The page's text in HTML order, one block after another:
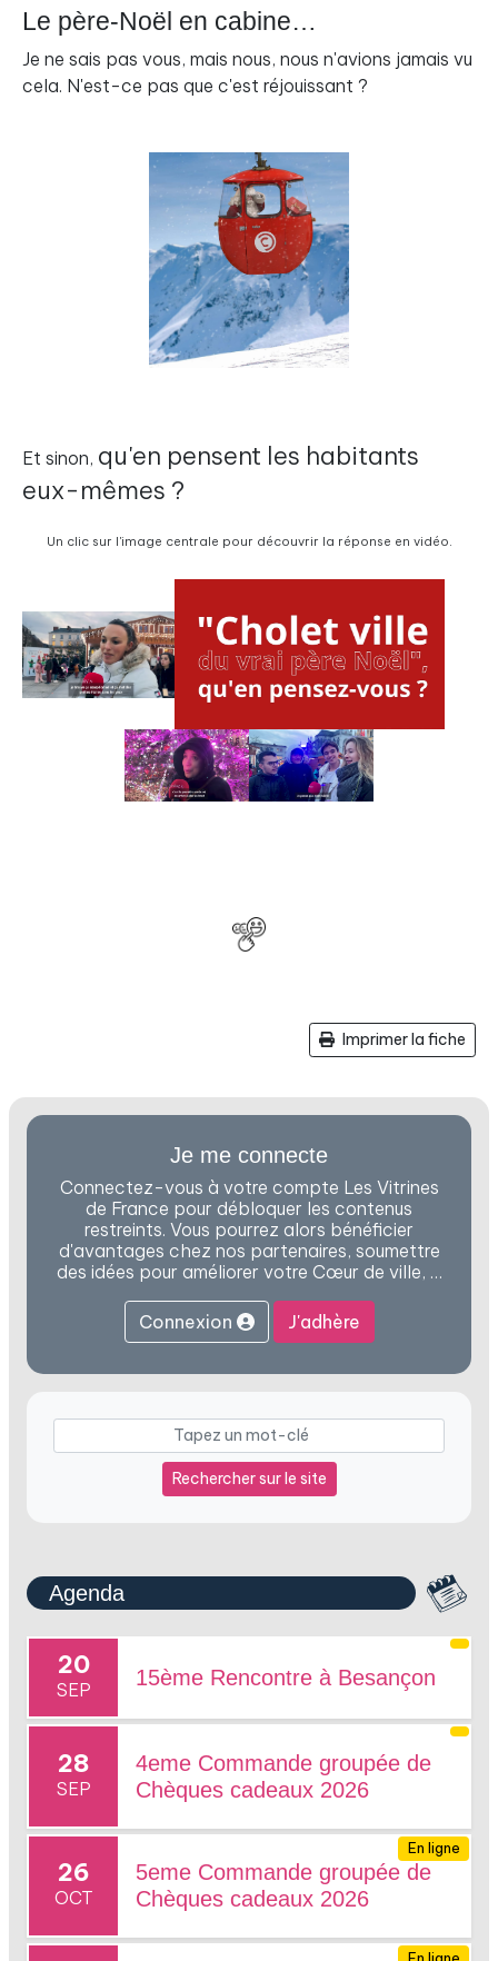
Le père-Noël en cabine…
Je ne sais pas vous, mais nous, nous n'avions jamais vu
cela. N'est-ce pas que c'est réjouissant ?
Et sinon, qu'en pensent les habitants
eux-mêmes ?
Un clic sur l'image centrale pour découvrir la réponse en vidéo.
Imprimer la fiche
Je me connecte
Connectez-vous à votre compte Les Vitrines
de France pour débloquer les contenus
restreints. Vous pourrez alors bénéficier
d'avantages chez nos partenaires, soumettre
des idées pour améliorer votre Cœur de ville, …
Connexion J'adhère
Rechercher sur le site
Agenda
20
SEP 15ème Rencontre à Besançon
28
SEP
4eme Commande groupée de
Chèques cadeaux 2026
26
OCT
5eme Commande groupée de
Chèques cadeaux 2026
En ligne
En ligne